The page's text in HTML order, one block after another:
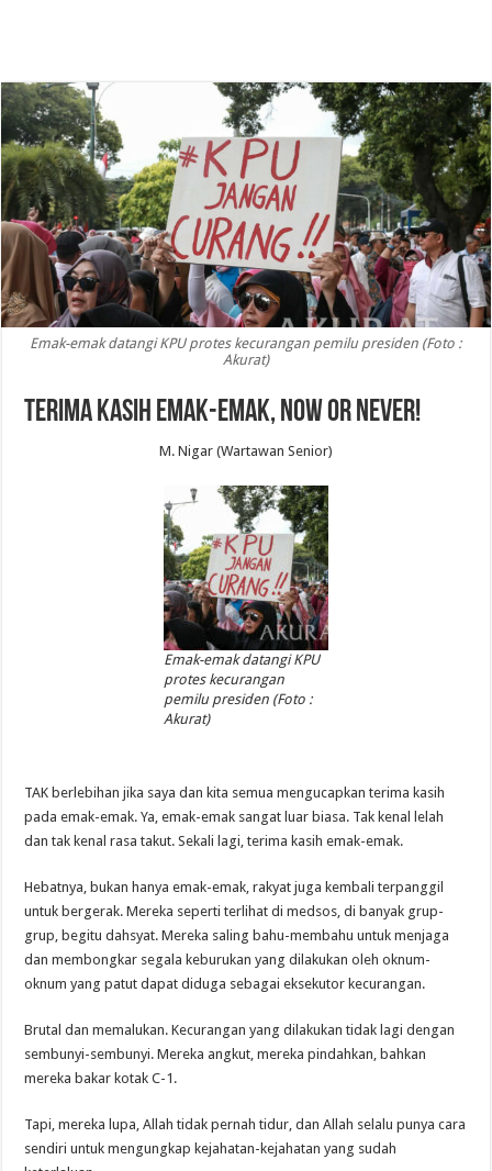
Emak-emak datangi KPU protes kecurangan pemilu presiden (Foto :
Akurat)
Terima Kasih Emak-Emak, Now or Never!
M. Nigar (Wartawan Senior)
Emak-emak datangi KPU
protes kecurangan
pemilu presiden (Foto :
Akurat)
TAK berlebihan jika saya dan kita semua mengucapkan terima kasih
pada emak-emak. Ya, emak-emak sangat luar biasa. Tak kenal lelah
dan tak kenal rasa takut. Sekali lagi, terima kasih emak-emak.
Hebatnya, bukan hanya emak-emak, rakyat juga kembali terpanggil
untuk bergerak. Mereka seperti terlihat di medsos, di banyak grup-
grup, begitu dahsyat. Mereka saling bahu-membahu untuk menjaga
dan membongkar segala keburukan yang dilakukan oleh oknum-
oknum yang patut dapat diduga sebagai eksekutor kecurangan.
Brutal dan memalukan. Kecurangan yang dilakukan tidak lagi dengan
sembunyi-sembunyi. Mereka angkut, mereka pindahkan, bahkan
mereka bakar kotak C-1.
Tapi, mereka lupa, Allah tidak pernah tidur, dan Allah selalu punya cara
sendiri untuk mengungkap kejahatan-kejahatan yang sudah